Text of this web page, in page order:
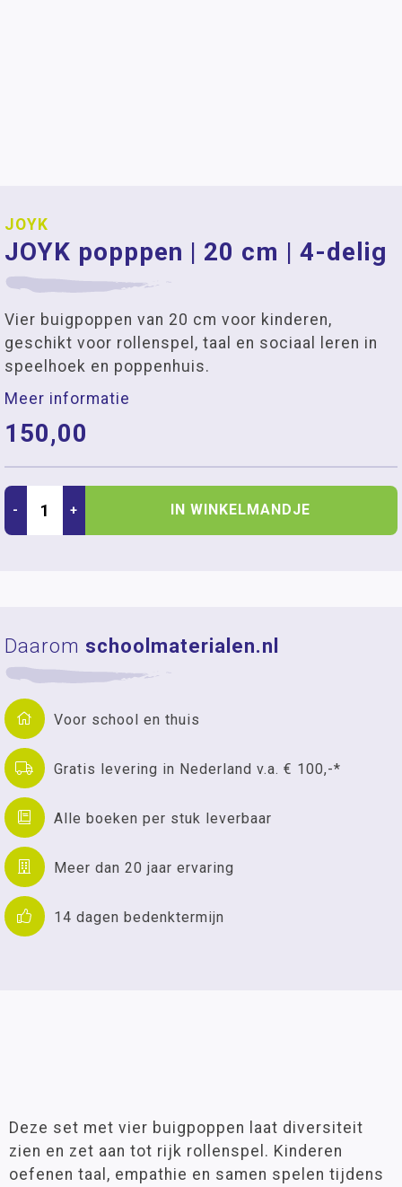
JOYK
JOYK popppen | 20 cm | 4-delig
Vier buigpoppen van 20 cm voor kinderen,
geschikt voor rollenspel, taal en sociaal leren in
speelhoek en poppenhuis.
Meer informatie
150,00
- + IN WINKELMANDJE
Daarom schoolmaterialen.nl
Voor school en thuis
Gratis levering in Nederland v.a. € 100,-*
Alle boeken per stuk leverbaar
Meer dan 20 jaar ervaring
14 dagen bedenktermijn
Deze set met vier buigpoppen laat diversiteit
zien en zet aan tot rijk rollenspel. Kinderen
oefenen taal, empathie en samen spelen tijdens